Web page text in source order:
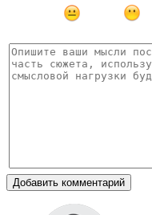
Добавить комментарий